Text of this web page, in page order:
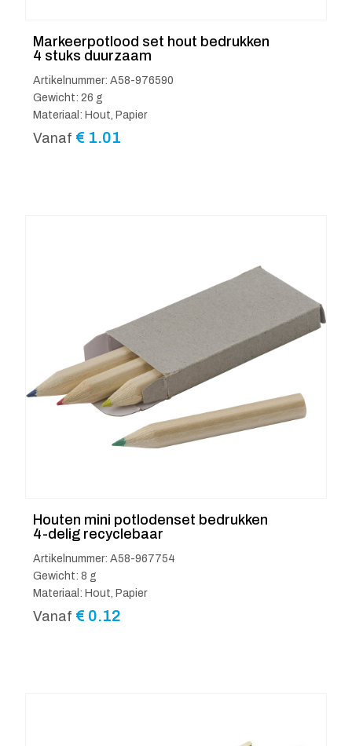
Markeerpotlood set hout bedrukken
4 stuks duurzaam
Artikelnummer: A58-976590
Gewicht: 26 g
Materiaal: Hout, Papier
Vanaf € 1.01
Houten mini potlodenset bedrukken
4-delig recyclebaar
Artikelnummer: A58-967754
Gewicht: 8 g
Materiaal: Hout, Papier
Vanaf € 0.12